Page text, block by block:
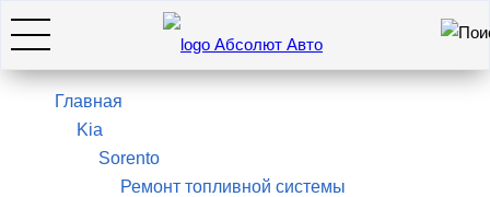
7(495)966-28-26
Искать
Главная
Kia
Sorento
Ремонт топливной системы